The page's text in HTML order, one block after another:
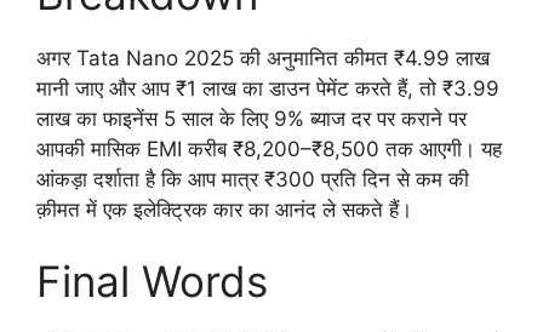
अगर Tata Nano 2025 की अनुमानित कीमत ₹4.99 लाख
मानी जाए और आप ₹1 लाख का डाउन पेमेंट करते हैं, तो ₹3.99
लाख का फाइनेंस 5 साल के लिए 9% ब्याज दर पर कराने पर
आपकी मासिक EMI करीब ₹8,200–₹8,500 तक आएगी। यह
आंकड़ा दर्शाता है कि आप मात्र ₹300 प्रति दिन से कम की
क़ीमत में एक इलेक्ट्रिक कार का आनंद ले सकते हैं।
Final Words